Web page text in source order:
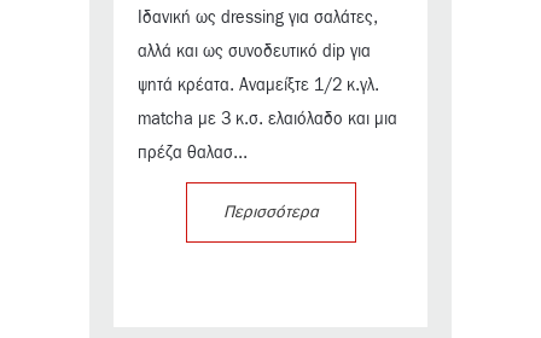
Ιδανική ως dressing για σαλάτες,
αλλά και ως συνοδευτικό dip για
ψητά κρέατα. Αναμείξτε 1/2 κ.γλ.
matcha με 3 κ.σ. ελαιόλαδο και μια
πρέζα θαλασ...
Περισσότερα